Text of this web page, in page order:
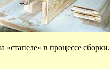
«стапеле» в процессе сборки.